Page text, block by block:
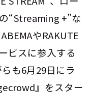
“Streaming +”な
やRAKUTE
ビスに参入する
も6月29日にラ
』をスター